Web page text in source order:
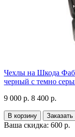
Чехлы на Шкода
черный с темно
9 000 р. 8 400 р.
В корзину Заказать
Ваша скидка: 600 р.